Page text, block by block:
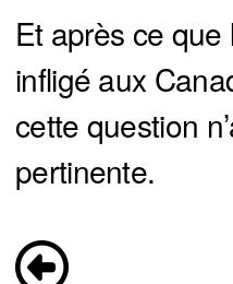
Et après ce que
infligé aux
cette question
pertinente.